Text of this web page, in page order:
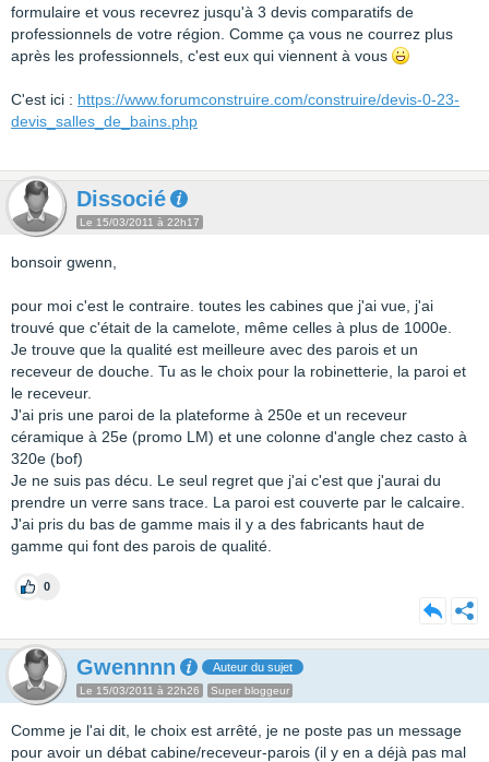
formulaire et vous recevrez jusqu'à 3 devis comparatifs de
professionnels de votre région. Comme ça vous ne courrez plus
après les professionnels, c'est eux qui viennent à vous
C'est ici : https://www.forumconstruire.com/construire/devis-0-23-
devis_salles_de_bains.php
Dissocié
Le 15/03/2011 à 22h17
bonsoir gwenn,
pour moi c'est le contraire. toutes les cabines que j'ai vue, j'ai
trouvé que c'était de la camelote, même celles à plus de 1000e.
Je trouve que la qualité est meilleure avec des parois et un
receveur de douche. Tu as le choix pour la robinetterie, la paroi et
le receveur.
J'ai pris une paroi de la plateforme à 250e et un receveur
céramique à 25e (promo LM) et une colonne d'angle chez casto à
320e (bof)
Je ne suis pas décu. Le seul regret que j'ai c'est que j'aurai du
prendre un verre sans trace. La paroi est couverte par le calcaire.
J'ai pris du bas de gamme mais il y a des fabricants haut de
gamme qui font des parois de qualité.
0
Gwennnn Auteur du sujet
Le 15/03/2011 à 22h26 Super bloggeur
Comme je l'ai dit, le choix est arrêté, je ne poste pas un message
pour avoir un débat cabine/receveur-parois (il y en a déjà pas mal